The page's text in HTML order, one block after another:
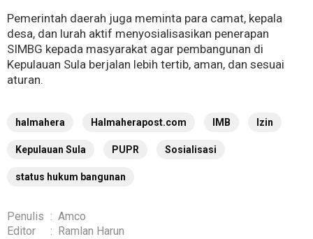
Pemerintah daerah juga meminta para camat, kepala
desa, dan lurah aktif menyosialisasikan penerapan
SIMBG kepada masyarakat agar pembangunan di
Kepulauan Sula berjalan lebih tertib, aman, dan sesuai
aturan.
halmahera Halmaherapost.com IMB Izin
Kepulauan Sula PUPR Sosialisasi
status hukum bangunan
Penulis : Amco
Editor
: Ramlan Harun